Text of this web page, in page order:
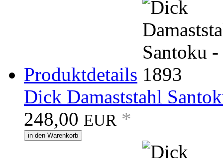
Produktdetails
Dick Damaststahl
248,00 EUR *
in den Warenkorb